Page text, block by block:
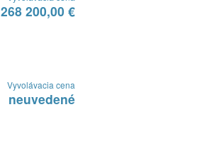
268 200,00 €
Vyvolávacia cena
neuvedené